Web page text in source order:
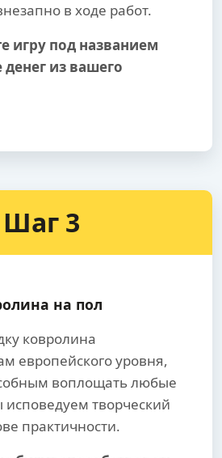
в ходе работ.
игру под названием
из вашего
Шаг 3
на пол
ковролина
европейского уровня,
воплощать любые
творческий
практичности.